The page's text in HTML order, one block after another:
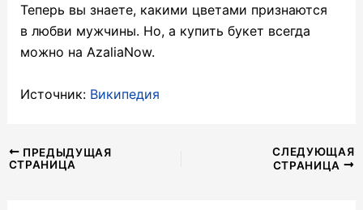
Теперь вы знаете, какими цветами признаются
в любви мужчины. Но, а купить букет всегда
можно на AzaliaNow.
Источник: Википедия
Навигация
по
ПРЕДЫДУЩАЯ
СТРАНИЦА
СЛЕДУЮЩАЯ
СТРАНИЦА